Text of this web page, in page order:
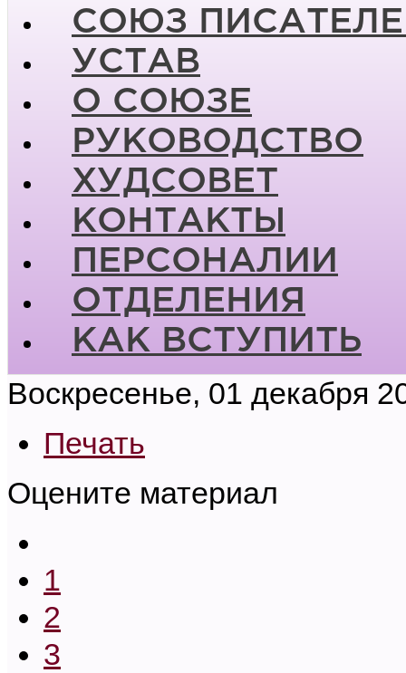
СОЮЗ
УСТАВ
О СОЮЗЕ
РУКОВОДСТВО
ХУДСОВЕТ
КОНТАКТЫ
ПЕРСОНАЛИИ
ОТДЕЛЕНИЯ
КАК ВСТУПИТЬ
Воскресенье, 01 декабря
Печать
Оцените материал
1
2
3